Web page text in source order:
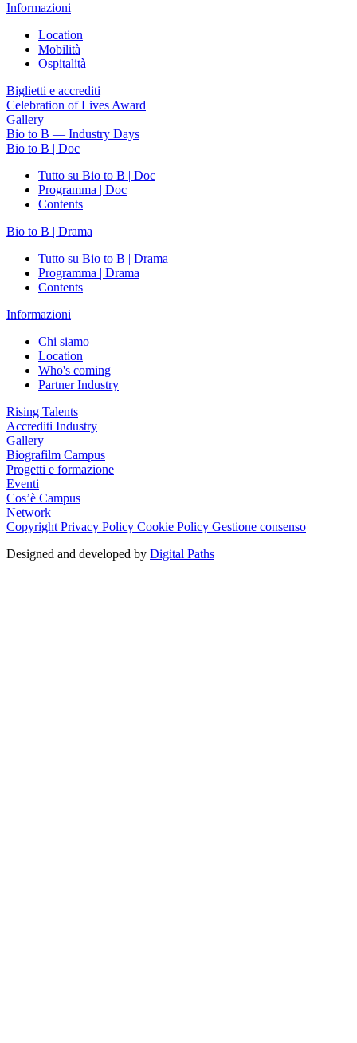
Informazioni
Location
Mobilità
Ospitalità
Biglietti e accrediti
Celebration of Lives Award
Gallery
Bio to B — Industry Days
Bio to B | Doc
Tutto su Bio to B | Doc
Programma | Doc
Contents
Bio to B | Drama
Tutto su Bio to B | Drama
Programma | Drama
Contents
Informazioni
Chi siamo
Location
Who's coming
Partner Industry
Rising Talents
Accrediti Industry
Gallery
Biografilm Campus
Progetti e formazione
Eventi
Cos’è Campus
Network
Copyright Privacy Policy Cookie Policy Gestione consenso
Designed and developed by Digital Paths